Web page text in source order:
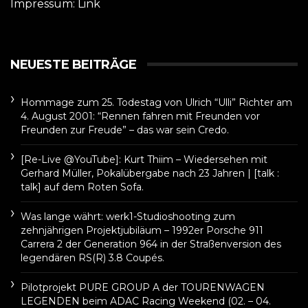
Impressum: Link
NEUESTE BEITRÄGE
Hommage zum 25. Todestag von Ulrich “Ulli” Richter am
4. August 2001: “Rennen fahren mit Freunden vor
Freunden zur Freude” – das war sein Credo.
[Re-Live @YouTube]: Kurt Thiim – Wiedersehen mit
Gerhard Müller, Pokalübergabe nach 23 Jahren | [talk :
talk] auf dem Roten Sofa.
Was lange währt: werk1-Studioshooting zum
zehnjährigen Projektjubiläum – 1992er Porsche 911
Carrera 2 der Generation 964 in der Straßenversion des
legendären RS(R) 3.8 Coupés.
Pilotprojekt PURE GROUP A der TOURENWAGEN
LEGENDEN beim ADAC Racing Weekend (02. – 04.